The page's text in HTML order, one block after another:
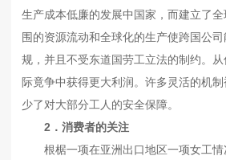
生产成本低廉的发展中国家，而建立了
围的资源流动和全球化的生产使跨国公
规，并且不受东道国劳工立法的制约。
际竟争中获得更大利润。许多灵活的机
少了对大部分工人的安全保障。
2．消费者的关注
根椐一项在亚洲出口地区一项女工情